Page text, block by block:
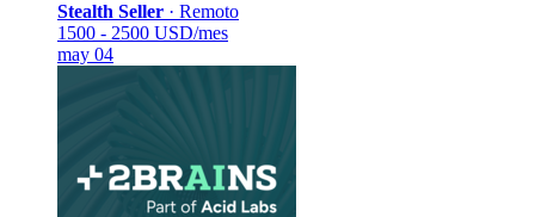
Stealth Seller · Remoto
1500 - 2500 USD/mes
may 04